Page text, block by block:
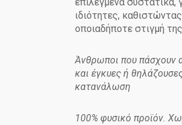
ιδιότητες,
οποιαδήποτε στιγμή
Άνθρωποι που πάσχουν
και έγκυες ή
κατανάλωση
100% φυσικό προϊόν.